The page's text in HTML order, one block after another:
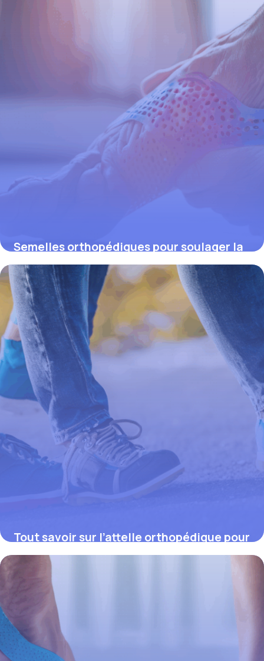
Semelles orthopédiques pour soulager la
douleur à la hanche : solutions efficaces
et bienfaits inattendus
4 juillet 2025
Tout savoir sur l’attelle orthopédique pour
le pied : bien choisir et optimiser sa
récupération
4 juillet 2025